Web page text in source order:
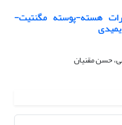
هسته-پوسته مگنتیت-
حسن مقنیان